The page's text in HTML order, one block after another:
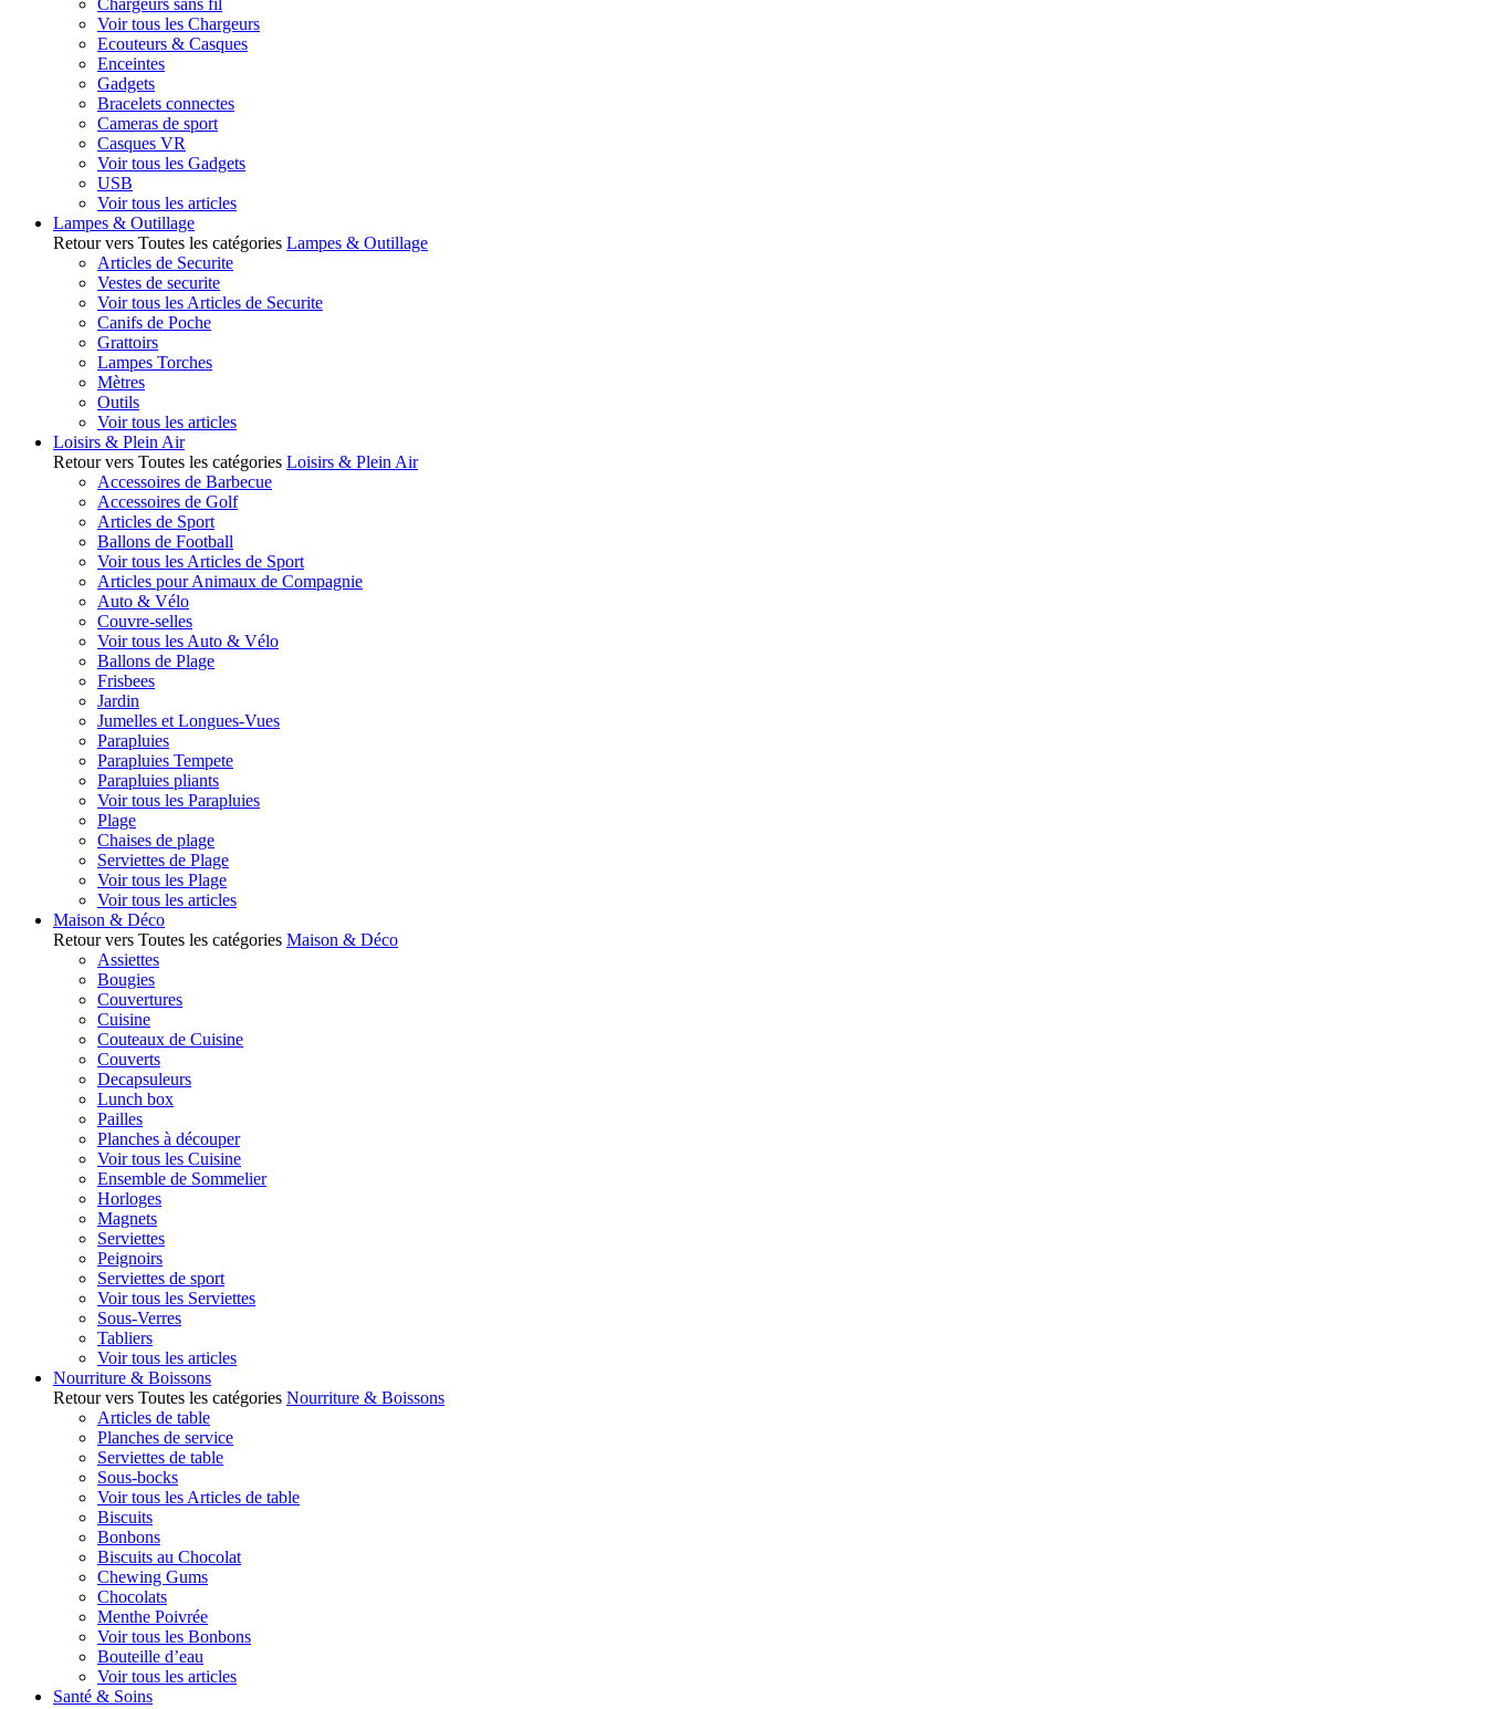
Chargeurs sans fil
Voir tous les Chargeurs
Ecouteurs & Casques
Enceintes
Gadgets
Bracelets connectes
Cameras de sport
Casques VR
Voir tous les Gadgets
USB
Voir tous les articles
Lampes & Outillage
Retour vers Toutes les catégories Lampes & Outillage
Articles de Securite
Vestes de securite
Voir tous les Articles de Securite
Canifs de Poche
Grattoirs
Lampes Torches
Mètres
Outils
Voir tous les articles
Loisirs & Plein Air
Retour vers Toutes les catégories Loisirs & Plein Air
Accessoires de Barbecue
Accessoires de Golf
Articles de Sport
Ballons de Football
Voir tous les Articles de Sport
Articles pour Animaux de Compagnie
Auto & Vélo
Couvre-selles
Voir tous les Auto & Vélo
Ballons de Plage
Frisbees
Jardin
Jumelles et Longues-Vues
Parapluies
Parapluies Tempete
Parapluies pliants
Voir tous les Parapluies
Plage
Chaises de plage
Serviettes de Plage
Voir tous les Plage
Voir tous les articles
Maison & Déco
Retour vers Toutes les catégories Maison & Déco
Assiettes
Bougies
Couvertures
Cuisine
Couteaux de Cuisine
Couverts
Decapsuleurs
Lunch box
Pailles
Planches à découper
Voir tous les Cuisine
Ensemble de Sommelier
Horloges
Magnets
Serviettes
Peignoirs
Serviettes de sport
Voir tous les Serviettes
Sous-Verres
Tabliers
Voir tous les articles
Nourriture & Boissons
Retour vers Toutes les catégories Nourriture & Boissons
Articles de table
Planches de service
Serviettes de table
Sous-bocks
Voir tous les Articles de table
Biscuits
Bonbons
Biscuits au Chocolat
Chewing Gums
Chocolats
Menthe Poivrée
Voir tous les Bonbons
Bouteille d’eau
Voir tous les articles
Santé & Soins